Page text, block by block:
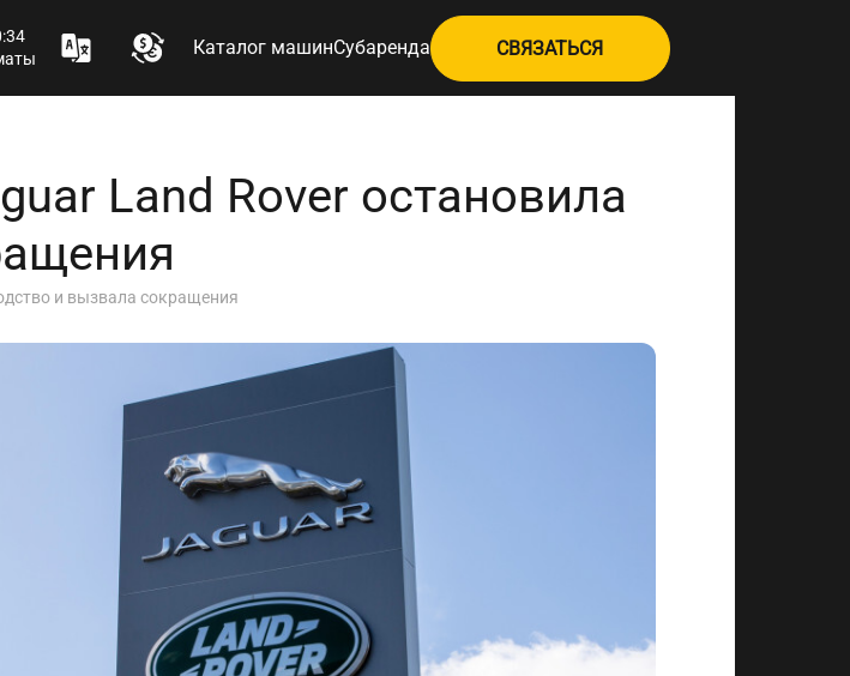
Каталог машинСубаренда СВЯЗАТЬСЯ
Land Rover остановила
и вызвала сокращения